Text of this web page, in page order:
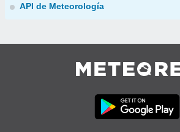
API de Meteorología